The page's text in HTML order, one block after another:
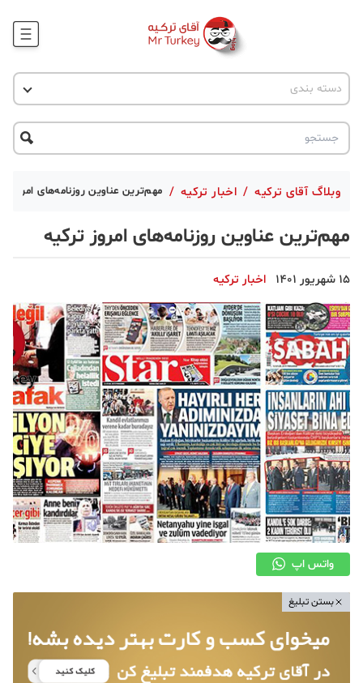
وبلاگ
جاذبه گردشگری
دسته بندی
اخبار ترکیه
پروژه ها
تحصیل در ترکیه
ترکیه گردی
دانستنی
دکوراسیون
قبرس
وبلاگ آقای ترکیه / اخبار ترکیه / مهم‌ترین عناوین روزنامه‌های امروز
مهم‌ترین عناوین روزنامه‌های امروز ترکیه
15 شهریور 1401 اخبار ترکیه
واتس اپ
بستن تبلیغ